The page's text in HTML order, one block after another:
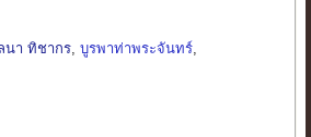
นา ทิชากร,บูรพาท่าพระจันทร์,